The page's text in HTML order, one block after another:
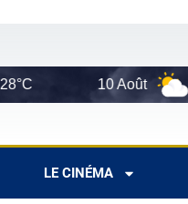
10 Août 27°C
LE CINÉMA